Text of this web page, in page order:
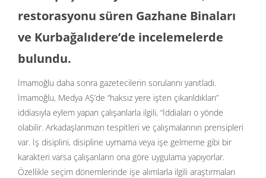
restorasyonu süren Gazhane Binaları
ve Kurbağalıdere’de incelemelerde
bulundu.
İmamoğlu daha sonra gazetecilerin sorularını yanıtladı.
İmamoğlu, Medya AŞ’de “haksız yere işten çıkarıldıkları”
iddiasıyla eylem yapan çalışanlarla ilgili, “İddiaları o yönde
olabilir. Arkadaşlarımızın tespitleri ve çalışmalarının prensipleri
var. İş disiplini, disipline uymama veya işe gelmeme gibi bir
karakteri varsa çalışanların ona göre uygulama yapıyorlar.
Özellikle seçim dönemlerinde işe alımlarla ilgili araştırmaları